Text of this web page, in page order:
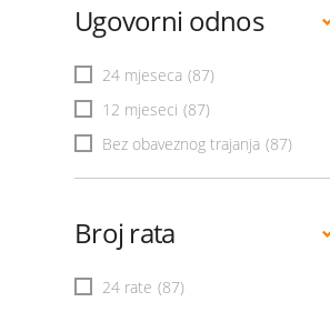
Ugovorni odnos
24 mjeseca (87)
12 mjeseci (87)
Bez obaveznog trajanja (87)
Broj rata
24 rate (87)